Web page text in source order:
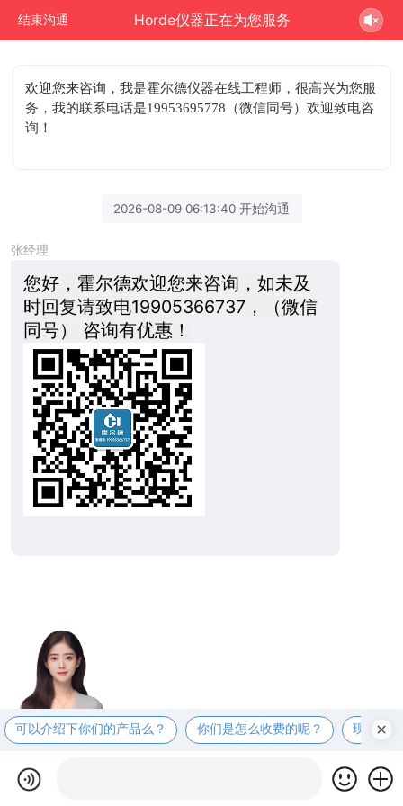
结束沟通 Horde仪器正在为您服务
欢迎您来咨询 ，我是霍尔德仪器在线工程师，很高兴为您服
务，我的联系电话是19953695778（微信同号）欢迎致电咨
询！
2026-08-09 06:13:40 开始沟通
张经理
您好，霍尔德欢迎您来咨询，如未及
时回复请致电19905366737，（微信
同号） 咨询有优惠！
可以介绍下你们的产品么？ 你们是怎么收费的呢？ 现在有